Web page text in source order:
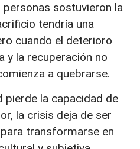
sostuvieron la
tendría una
cuando el deterioro
y la recuperación no
a quebrarse.
pierde la capacidad de
la crisis deja de ser
transformarse en